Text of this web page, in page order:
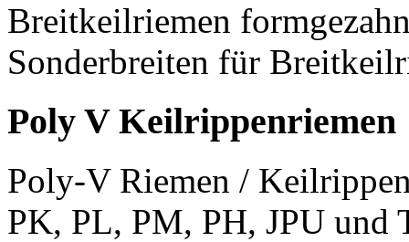
Breitkeilriemen
Sonderbreiten für
Poly V Keilrippenriemen
Poly-V Riemen /
PK, PL, PM, PH, JPU und